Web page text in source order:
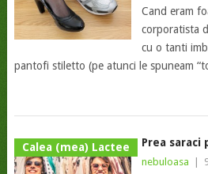
Cand eram
corporatista
cu o tanti
pantofi stiletto (pe atunci le spuneam
Calea (mea) Lactee Prea
nebuloasa